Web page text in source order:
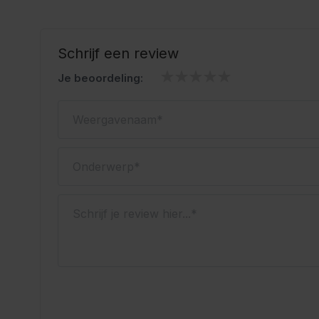
Geschikt voor het Oktoberfest en themafeesten
Snel geleverd.
Schrijf een review
Je beoordeling: